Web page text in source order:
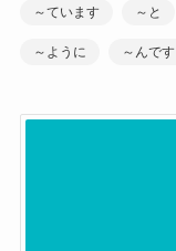
～ています ～と
～ように ～んです